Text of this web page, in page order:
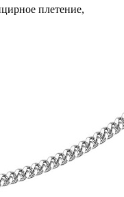
плетение,